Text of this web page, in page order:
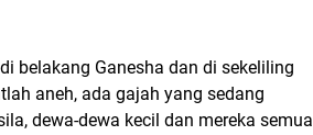
belakang Ganesha dan di sekeliling
aneh, ada gajah yang sedang
dewa-dewa kecil dan mereka semua